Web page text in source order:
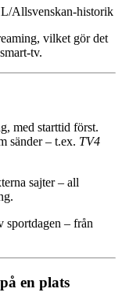
Allsvenskan-historik
vilket gör det
tv.
med starttid först.
sänder – t.ex. TV4
sajter – all
sportdagen – från
en plats